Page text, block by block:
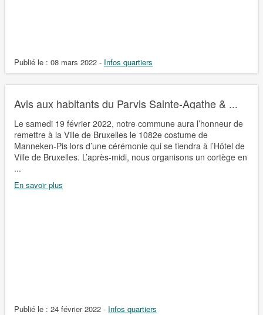
Publié le : 08 mars 2022 - Infos quartiers
Avis aux habitants du Parvis Sainte-Agathe & ...
Le samedi 19 février 2022, notre commune aura l’honneur de
remettre à la Ville de Bruxelles le 1082e costume de
Manneken-Pis lors d’une cérémonie qui se tiendra à l’Hôtel de
Ville de Bruxelles. L’après-midi, nous organisons un cortège en
...
En savoir plus
Publié le : 24 février 2022 - Infos quartiers